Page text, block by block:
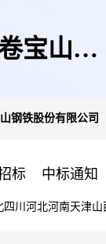
宝山钢
钢铁股份有限公司
标 中标通知
四川 河北河南天津山